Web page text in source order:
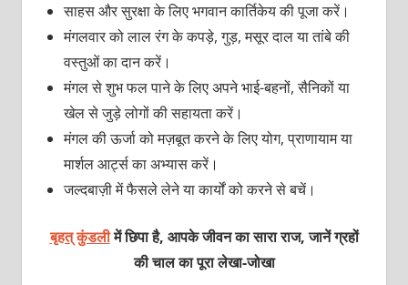
साहस और सुरक्षा के लिए भगवान कार्तिकेय की पूजा करें।
मंगलवार को लाल रंग के कपड़े, गुड़, मसूर दाल या तांबे की
वस्तुओं का दान करें।
मंगल से शुभ फल पाने के लिए अपने भाई-बहनों, सैनिकों या
खेल से जुड़े लोगों की सहायता करें।
मंगल की ऊर्जा को मज़बूत करने के लिए योग, प्राणायाम या
मार्शल आर्ट्स का अभ्यास करें।
जल्दबाज़ी में फैसले लेने या कार्यों को करने से बचें।
बृहत् कुंडलीमें छिपा है, आपके जीवन का सारा राज, जानें ग्रहों
की चाल का पूरा लेखा-जोखा